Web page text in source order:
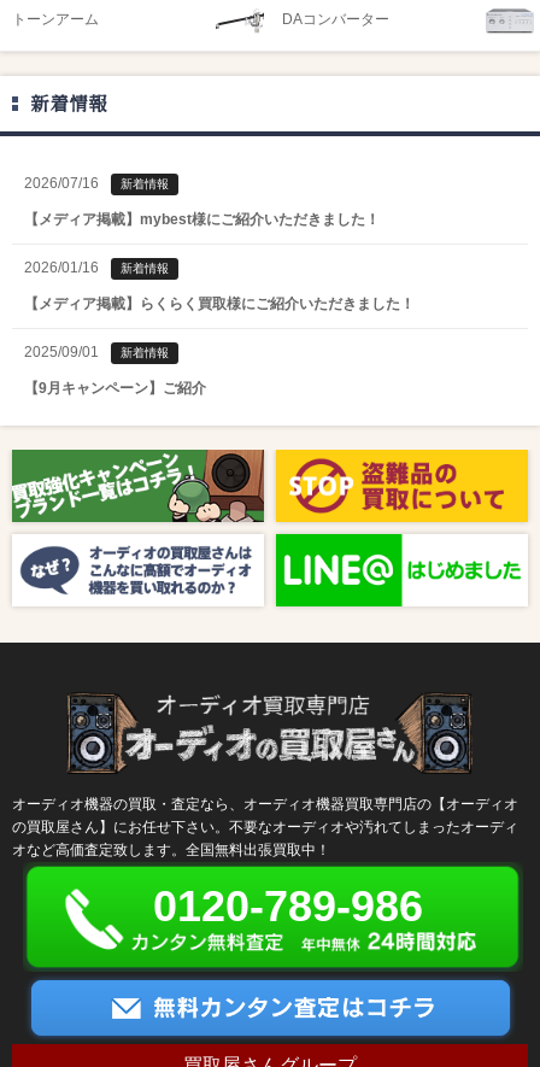
トーンアーム DAコンバーター
新着情報
2026/07/16 新着情報
【メディア掲載】mybest様にご紹介いただきました！
2026/01/16 新着情報
【メディア掲載】らくらく買取様にご紹介いただきました！
2025/09/01 新着情報
【9月キャンペーン】ご紹介
【8月キャンペーン】ご紹介
2024/10/04 新着情報
【ラジオ番組放送のお知らせ】
オーディオ機器の買取・査定なら、オーディオ機器買取専門店の【オーディオ
の買取屋さん】にお任せ下さい。不要なオーディオや汚れてしまったオーディ
オなど高価査定致します。全国無料出張買取中！
0120-789-986